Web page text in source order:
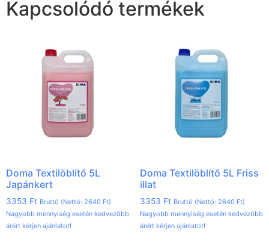
Kapcsolódó termékek
Doma Textilöblítő 5L
Japánkert
3353 Ft Bruttó (Nettó: 2640 Ft)
Nagyobb mennyiség esetén kedvezőbb
árért kérjen ajánlatot!
Doma Textilöblítő 5L Friss
illat
3353 Ft Bruttó (Nettó: 2640 Ft)
Nagyobb mennyiség esetén kedvezőbb
árért kérjen ajánlatot!